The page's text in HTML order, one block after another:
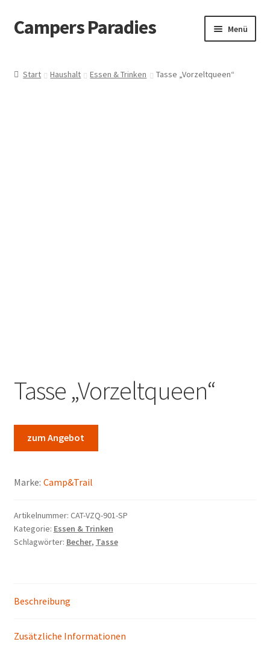
Zur
Navigation
Zum
Inhalt
Campers Paradies Menü
Start Haushalt Essen & Trinken Tasse „Vorzeltqueen“
Tasse „Vorzeltqueen“
zum Angebot
Marke: Camp&Trail
Artikelnummer: CAT-VZQ-901-SP
Kategorie: Essen & Trinken
Schlagwörter: Becher, Tasse
Beschreibung
Zusätzliche Informationen